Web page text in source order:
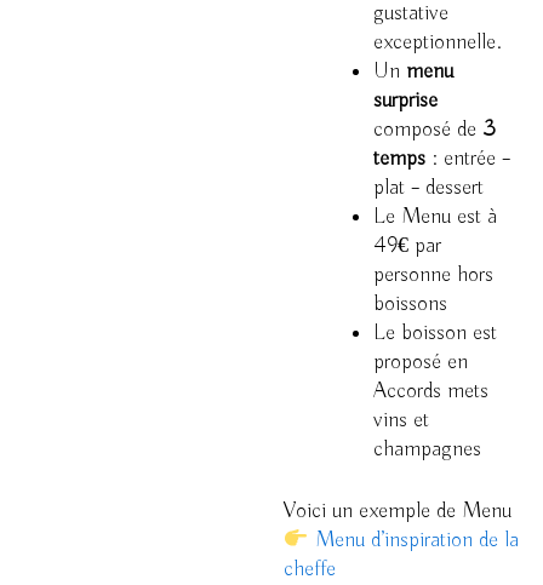
gustative
exceptionnelle.
Un menu
surprise
composé de 3
temps : entrée –
plat – dessert
Le Menu est à
49€ par
personne hors
boissons
Le boisson est
proposé en
Accords mets
vins et
champagnes
Voici un exemple de Menu
Menu d’inspiration de la
cheffe